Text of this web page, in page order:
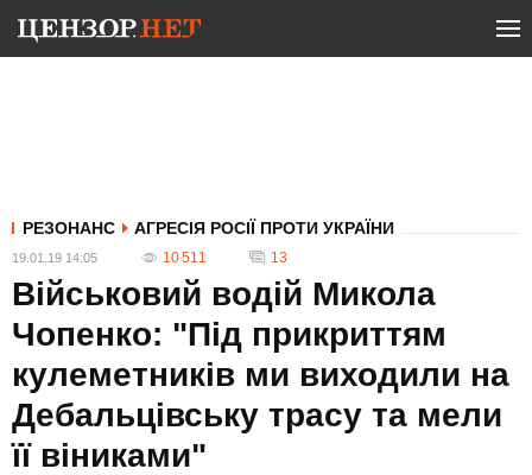
РЕЗОНАНС АГРЕСІЯ РОСІЇ ПРОТИ УКРАЇНИ
19.01.19 14:05 10 511 13
Військовий водій Микола
Чопенко: "Під прикриттям
кулеметників ми виходили на
Дебальцівську трасу та мели
її віниками"